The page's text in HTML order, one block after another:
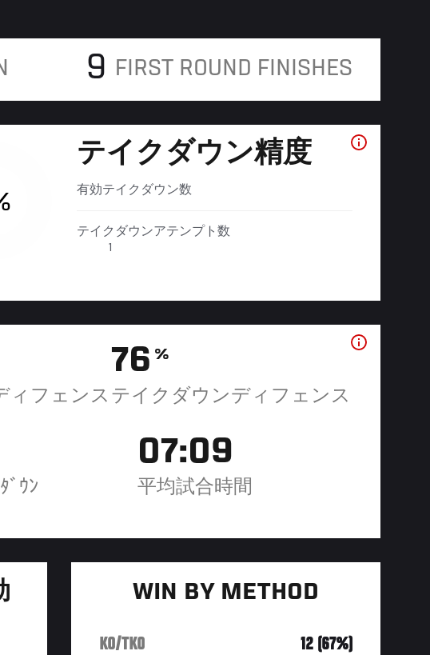
9 FIRST ROUND FINISHES
テイクダウン精度
有効テイクダウン数
テイクダウンアテンプト数
1
ィフェンス
76 %
テイクダウンディフェンス
ﾞｳﾝ
07:09
平均試合時間
WIN BY METHOD
KO/TKO 12 (67%)